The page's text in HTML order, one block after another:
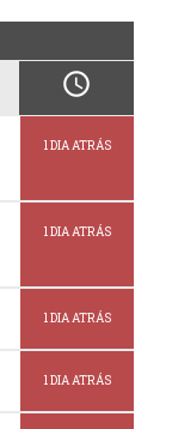
schedule
1 DIA ATRÁS
1 DIA ATRÁS
1 DIA ATRÁS
1 DIA ATRÁS